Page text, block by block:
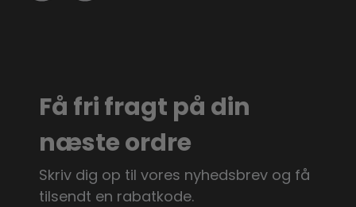
Få fri fragt på din
næste ordre
Skriv dig op til vores nyhedsbrev og få
tilsendt en rabatkode.